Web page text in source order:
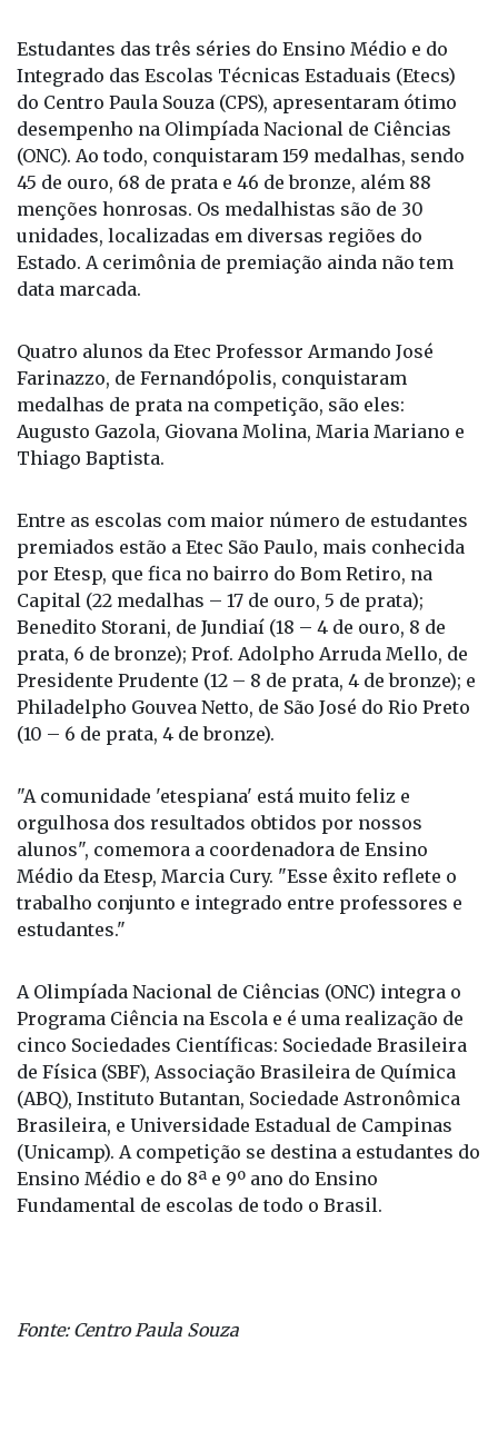
Estudantes das três séries do Ensino Médio e do
Integrado das Escolas Técnicas Estaduais (Etecs)
do Centro Paula Souza (CPS), apresentaram ótimo
desempenho na Olimpíada Nacional de Ciências
(ONC). Ao todo, conquistaram 159 medalhas, sendo
45 de ouro, 68 de prata e 46 de bronze, além 88
menções honrosas. Os medalhistas são de 30
unidades, localizadas em diversas regiões do
Estado. A cerimônia de premiação ainda não tem
data marcada.
Quatro alunos da Etec Professor Armando José
Farinazzo, de Fernandópolis, conquistaram
medalhas de prata na competição, são eles:
Augusto Gazola, Giovana Molina, Maria Mariano e
Thiago Baptista.
Entre as escolas com maior número de estudantes
premiados estão a Etec São Paulo, mais conhecida
por Etesp, que fica no bairro do Bom Retiro, na
Capital (22 medalhas – 17 de ouro, 5 de prata);
Benedito Storani, de Jundiaí (18 – 4 de ouro, 8 de
prata, 6 de bronze); Prof. Adolpho Arruda Mello, de
Presidente Prudente (12 – 8 de prata, 4 de bronze); e
Philadelpho Gouvea Netto, de São José do Rio Preto
(10 – 6 de prata, 4 de bronze).
"A comunidade 'etespiana' está muito feliz e
orgulhosa dos resultados obtidos por nossos
alunos", comemora a coordenadora de Ensino
Médio da Etesp, Marcia Cury. "Esse êxito reflete o
trabalho conjunto e integrado entre professores e
estudantes."
A Olimpíada Nacional de Ciências (ONC) integra o
Programa Ciência na Escola e é uma realização de
cinco Sociedades Científicas: Sociedade Brasileira
de Física (SBF), Associação Brasileira de Química
(ABQ), Instituto Butantan, Sociedade Astronômica
Brasileira, e Universidade Estadual de Campinas
(Unicamp). A competição se destina a estudantes do
Ensino Médio e do 8ª e 9º ano do Ensino
Fundamental de escolas de todo o Brasil.
Fonte: Centro Paula Souza